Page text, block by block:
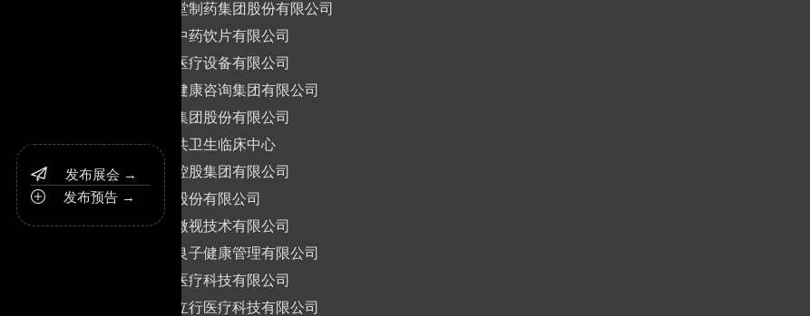
 发布展会 →
 发布预告 →
山东宏济堂制药集团股份有限公司
山东博康中药饮片有限公司
山东众康医疗设备有限公司
山东松吃健康咨询集团有限公司
鲁南制药集团股份有限公司
山东省公共卫生临床中心
山东尧王控股集团有限公司
东阿阿胶股份有限公司
青岛泰科微视技术有限公司
山东华夏良子健康管理有限公司
山东泽普医疗科技有限公司
山东中健立行医疗科技有限公司